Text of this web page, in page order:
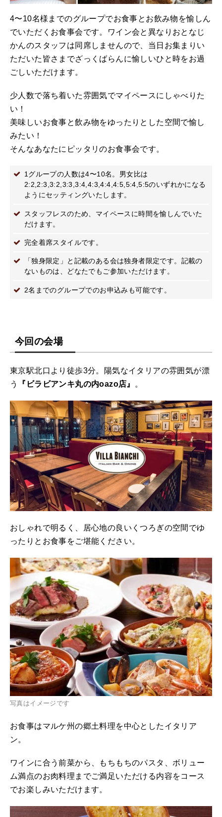
4〜10名様までのグループでお食事とお飲み物を愉しん
でいただくお食事会です。ワイン会と異なりおとなじ
かんのスタッフは同席しませんので、当日お集まりい
ただいた皆さまでざっくばらんに愉しいひと時をお過
ごしいただけます。
少人数で落ち着いた雰囲気でマイペースにしゃべりた
い！
美味しいお食事と飲み物をゆったりとした空間で愉し
みたい！
そんなあなたにピッタリのお食事会です。
1グループの人数は4〜10名。男女比は
2:2,2:3,3:2,3:3,3:4,4:3,4:4,4:5,5:4,5:5のいずれかになる
ようにセッティングいたします。
スタッフレスのため、マイペースに時間を愉しんでいた
だけます。
完全着席スタイルです。
「独身限定」と記載のある会は独身者限定です。記載の
ないものは、どなたでもご参加いただけます。
2名までのグループでのお申込みも可能です。
今回の会場
東京駅北口より徒歩3分。陽気なイタリアの雰囲気が漂
う
『ビラビアンキ丸の内oazo店』 。
おしゃれで明るく、居心地の良いくつろぎの空間でゆ
ったりとお食事をご堪能ください。
写真はイメージです
お食事はマルケ州の郷土料理を中心としたイタリア
ン。
ワインに合う前菜から、もちもちのパスタ、ボリュー
ム満点のお肉料理までご満足いただける内容をコース
でお楽しみいただけます。